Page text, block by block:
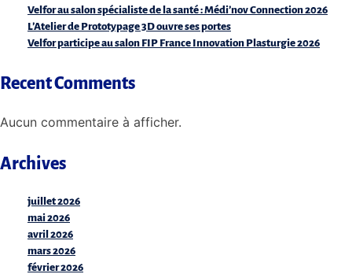
Velfor au salon spécialiste de la santé : Médi’nov Connection 2026
L’Atelier de Prototypage 3D ouvre ses portes
Velfor participe au salon FIP France Innovation Plasturgie 2026
Recent Comments
Aucun commentaire à afficher.
Archives
juillet 2026
mai 2026
avril 2026
mars 2026
février 2026